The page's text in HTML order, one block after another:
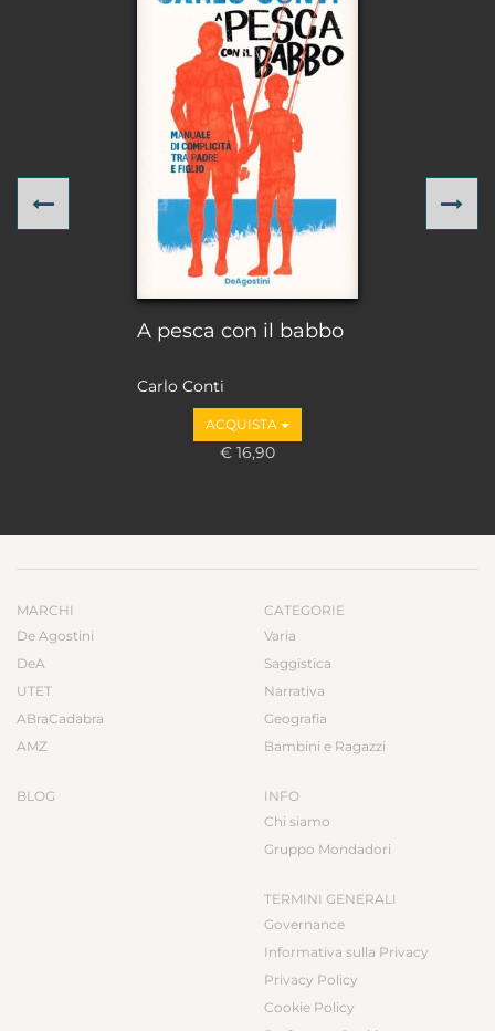
A pesca con il babbo
Carlo Conti
ACQUISTA
€ 16,90
Previous
MARCHI
De Agostini
DeA
UTET
ABraCadabra
AMZ
BLOG
CATEGORIE
Varia
Saggistica
Narrativa
Geografia
Bambini e Ragazzi
INFO
Chi siamo
Gruppo Mondadori
TERMINI GENERALI
Governance
Informativa sulla Privacy
Privacy Policy
Cookie Policy